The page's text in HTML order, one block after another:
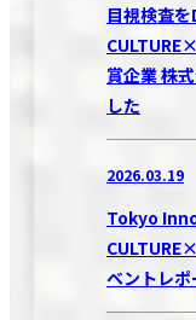
目視検査
賞企業 株
した
2026.03.19
Tokyo
ベントレ